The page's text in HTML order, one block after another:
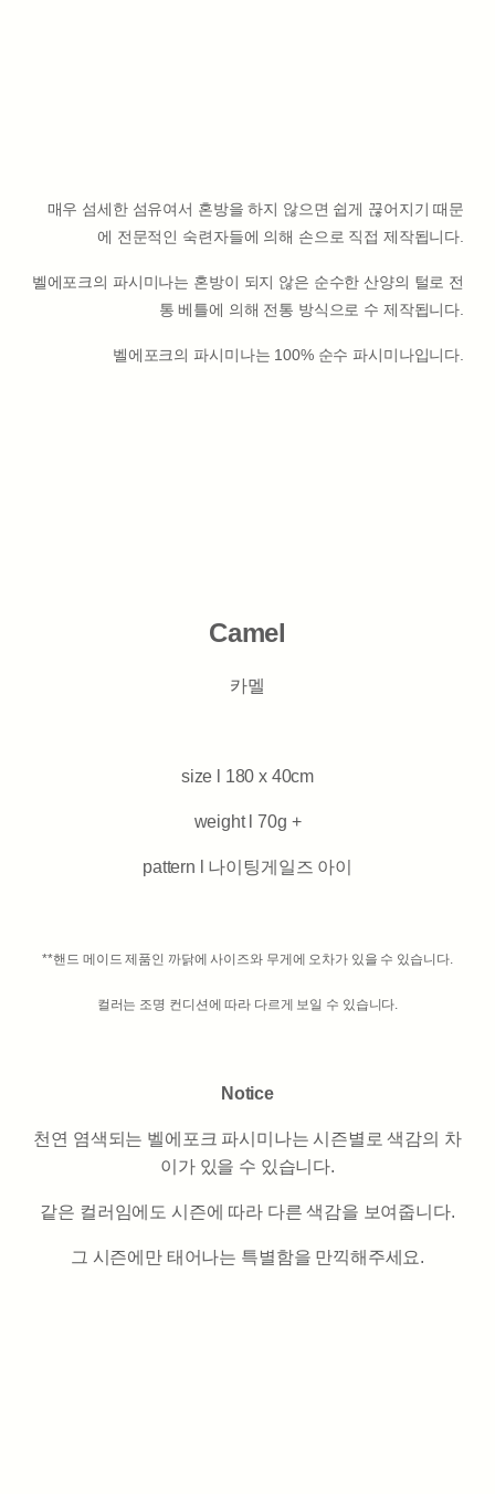
매우 섬세한 섬유여서 혼방을 하지 않으면 쉽게 끊어지기 때문
에 전문적인 숙련자들에 의해 손으로 직접 제작됩니다.
벨에포크의 파시미나는 혼방이 되지 않은 순수한 산양의 털로 전
통 베틀에 의해 전통 방식으로 수 제작됩니다.
벨에포크의 파시미나는 100% 순수 파시미나입니다.
Camel
카멜
size l 180 x 40cm
weight l 70g +
pattern l 나이팅게일즈 아이
**핸드 메이드 제품인 까닭에 사이즈와 무게에 오차가 있을 수 있습니다.
컬러는 조명 컨디션에 따라 다르게 보일 수 있습니다.
Notice
천연 염색되는 벨에포크 파시미나는 시즌별로 색감의 차
이가 있을 수 있습니다.
같은 컬러임에도 시즌에 따라 다른 색감을 보여줍니다.
그 시즌에만 태어나는 특별함을 만끽해주세요.